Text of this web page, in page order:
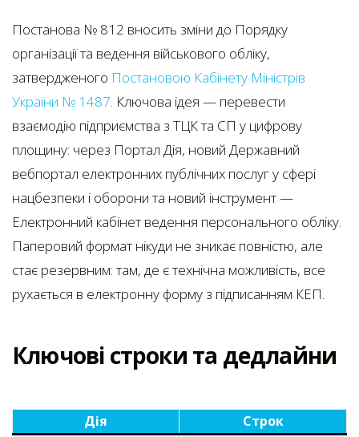
Постанова № 812 вносить зміни до Порядку
організації та ведення військового обліку,
затвердженого Постановою Кабінету Міністрів
України № 1487. Ключова ідея — перевести
взаємодію підприємства з ТЦК та СП у цифрову
площину: через Портал Дія, новий Державний
вебпортал електронних публічних послуг у сфері
нацбезпеки і оборони та новий інструмент —
Електронний кабінет ведення персонального обліку.
Паперовий формат нікуди не зникає повністю, але
стає резервним: там, де є технічна можливість, все
рухається в електронну форму з підписанням КЕП.
Ключові строки та дедлайни
Дія
Строк